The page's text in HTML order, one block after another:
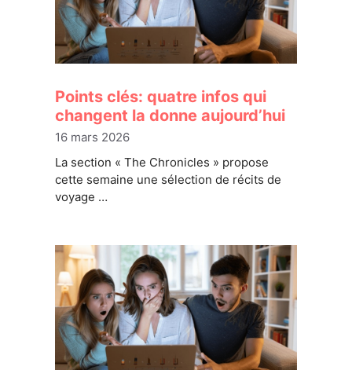
Points clés: quatre infos qui
changent la donne aujourd’hui
16 mars 2026
La section « The Chronicles » propose
cette semaine une sélection de récits de
voyage …